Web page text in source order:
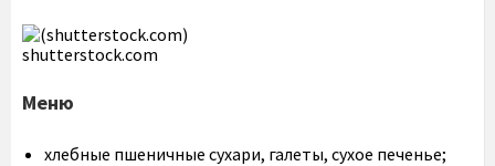
shutterstock.com
Меню
хлебные пшеничные сухари, галеты, сухое печенье;